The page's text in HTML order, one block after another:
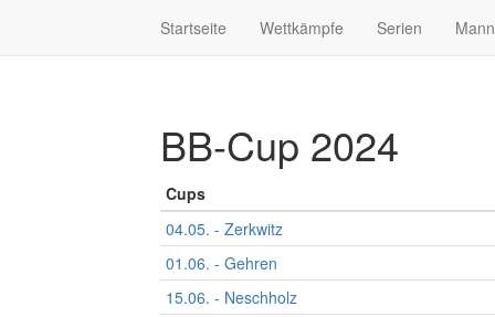
Startseite Wettkämpfe Serien
BB-Cup 2024
Cups
04.05. - Zerkwitz
01.06. - Gehren
15.06. - Neschholz